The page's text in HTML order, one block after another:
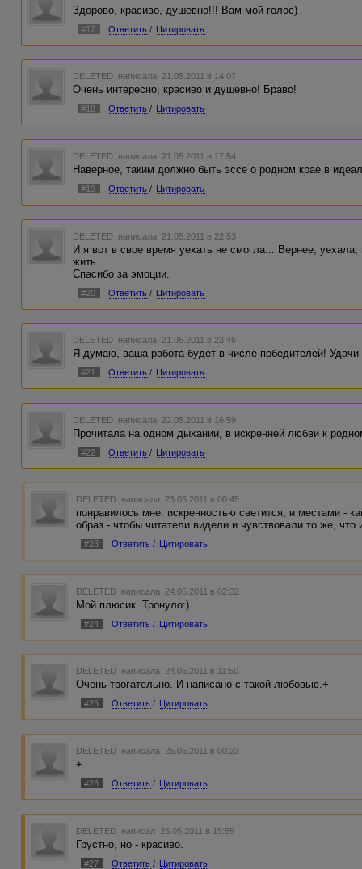
Здорово, красиво, душевно!!! Вам мой голос)
#17 Ответить / Цитировать
DELETED написала 21.05.2011 в 14:07
Очень интересно, красиво и душевно! Браво!
#18 Ответить / Цитировать
DELETED написала 21.05.2011 в 17:54
Наверное, таким должно быть эссе о родном крае в
#19 Ответить / Цитировать
DELETED написала 21.05.2011 в 22:53
И я вот в свое время уехать не смогла... Вернее,
жить.
Спасибо за эмоции.
#20 Ответить / Цитировать
DELETED написала 21.05.2011 в 23:46
Я думаю, ваша работа будет в числе победителей!
#21 Ответить / Цитировать
DELETED написала 22.05.2011 в 16:59
Прочитала на одном дыхании, в искренней любви к
#22 Ответить / Цитировать
DELETED написала 23.05.2011 в 00:45
понравилось мне: искренностью светится, и местами -
образ - чтобы читатели видели и чувствовали то же, что
#23 Ответить / Цитировать
DELETED написала 24.05.2011 в 02:32
Мой плюсик. Тронуло:)
#24 Ответить / Цитировать
DELETED написала 24.05.2011 в 11:50
Очень трогательно. И написано с такой любовью.+
#25 Ответить / Цитировать
DELETED написала 25.05.2011 в 00:23
+
#26 Ответить / Цитировать
DELETED написал 25.05.2011 в 15:55
Грустно, но - красиво.
#27 Ответить / Цитировать